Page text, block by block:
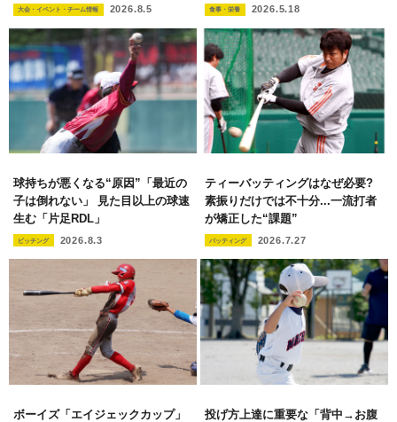
大会・イベント・チーム情報 2026.8.5 食事・栄養 2026.5.18
球持ちが悪くなる“原因”「最近の
子は倒れない」 見た目以上の球速
生む「片足RDL」
ピッチング 2026.8.3
ティーバッティングはなぜ必要?
素振りだけでは不十分...一流打者
が矯正した“課題”
バッティング 2026.7.27
ボーイズ「エイジェックカップ」
投げ方上達に重要な「背中→お腹